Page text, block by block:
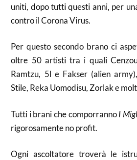
uniti, dopo tutti questi anni, per
contro il Corona Virus.
Per questo secondo brano ci
oltre 50 artisti tra i quali
Ramtzu, 5l e Fakser (alien
Stile, Reka Uomodisu, Zorlak e
Tutti i brani che comporrannoI
rigorosamente no profit.
Ogni ascoltatore troverà le